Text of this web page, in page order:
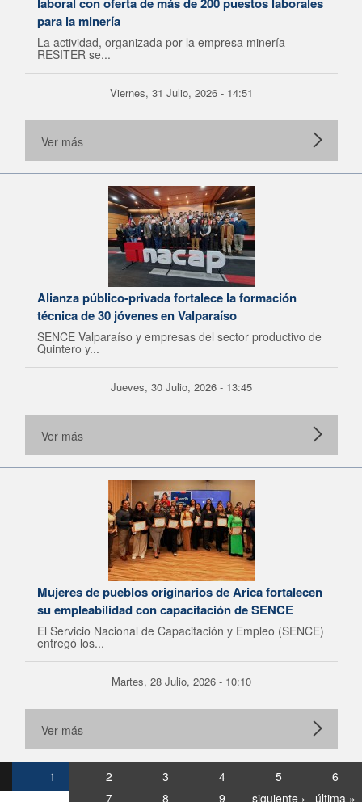
para la minería
La actividad, organizada por la empresa minería
RESITER se...
Viernes, 31 Julio, 2026 - 14:51
Ver más
Alianza público-privada fortalece la formación
técnica de 30 jóvenes en Valparaíso
SENCE Valparaíso y empresas del sector productivo de
Quintero y...
Jueves, 30 Julio, 2026 - 13:45
Ver más
Mujeres de pueblos originarios de Arica fortalecen
su empleabilidad con capacitación de SENCE
El Servicio Nacional de Capacitación y Empleo (SENCE)
entregó los...
Martes, 28 Julio, 2026 - 10:10
Ver más
1 2 3 4 5
6
7
8 9 siguiente › última »